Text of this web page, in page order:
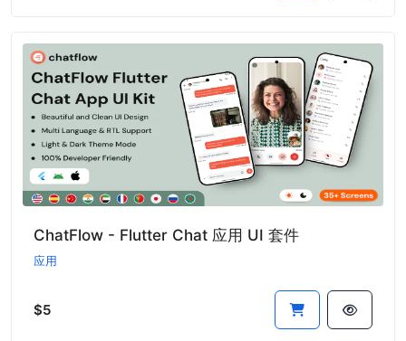
ChatFlow - Flutter Chat 应用 UI 套件
应用
$5